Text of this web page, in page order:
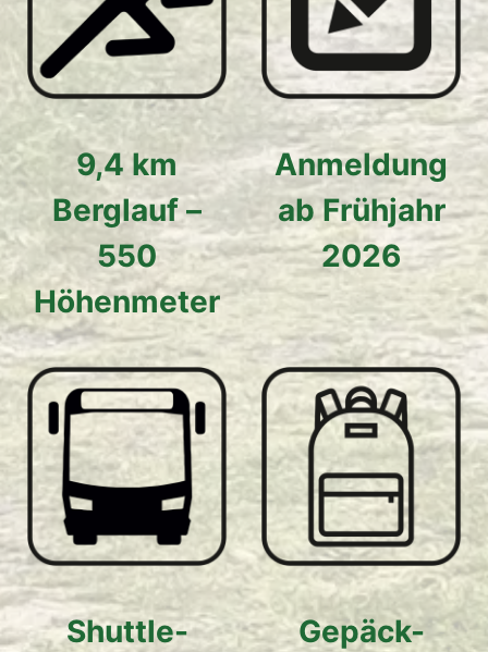
9,4 km
Berglauf –
550
Höhenmeter
Anmeldung
ab Frühjahr
2026
Shuttle-
Gepäck-